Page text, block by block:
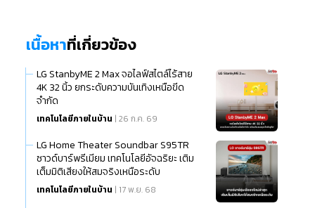
เนื้อหาที่เกี่ยวข้อง
LG StanbyME 2 Max จอไลฟ์สไตล์ไร้สาย
4K 32 นิ้ว ยกระดับความบันเทิงเหนือขีด
จำกัด
เทคโนโลยีภายในบ้าน | 26 ก.ค. 69
LG Home Theater Soundbar S95TR
ซาวด์บาร์พรีเมียม เทคโนโลยีอัจฉริยะ เติม
เต็มมิติเสียงให้สมจริงเหนือระดับ
เทคโนโลยีภายในบ้าน | 17 พ.ย. 68